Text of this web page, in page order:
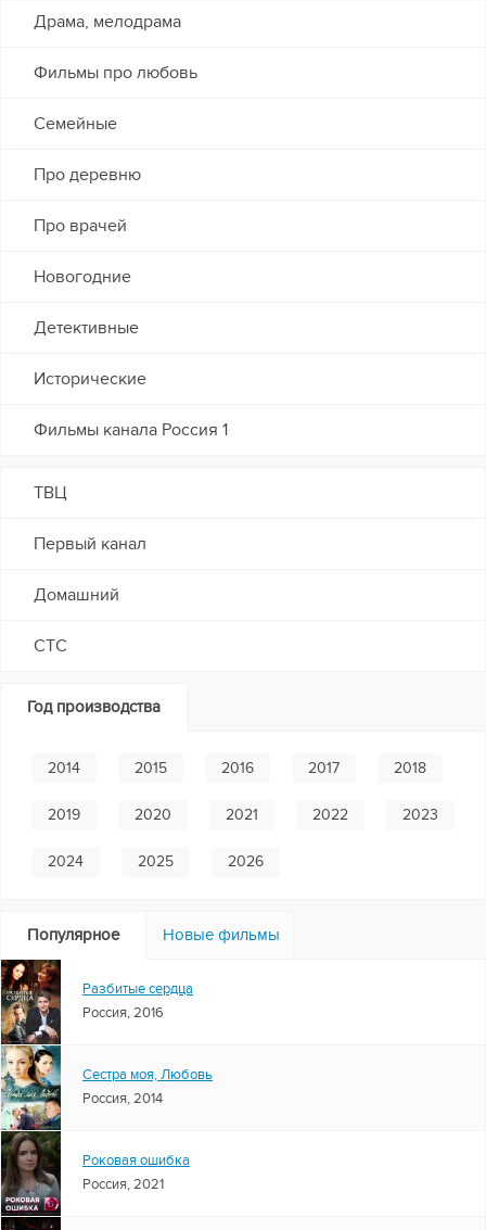
Драма, мелодрама
Фильмы про любовь
Семейные
Про деревню
Про врачей
Новогодние
Детективные
Исторические
Фильмы канала Россия 1
ТВЦ
Первый канал
Домашний
СТС
Год производства
2014 2015 2016 2017 2018
2019 2020 2021 2022 2023
2024 2025 2026
Популярное Новые фильмы
Разбитые сердца
Россия, 2016
Сестра моя, Любовь
Россия, 2014
Роковая ошибка
Россия, 2021